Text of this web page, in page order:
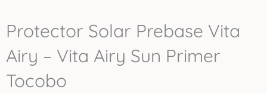
Protector Solar Prebase Vita
Airy – Vita Airy Sun Primer
Tocobo